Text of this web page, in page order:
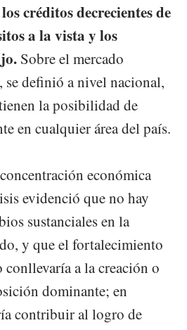
los créditos decrecientes de
a la vista y los
Sobre el mercado
se definió a nivel nacional,
la posibilidad de
en cualquier área del país.
económica
evidenció que no hay
sustanciales en la
y que el fortalecimiento
conllevaría a la creación o
dominante; en
contribuir al logro de